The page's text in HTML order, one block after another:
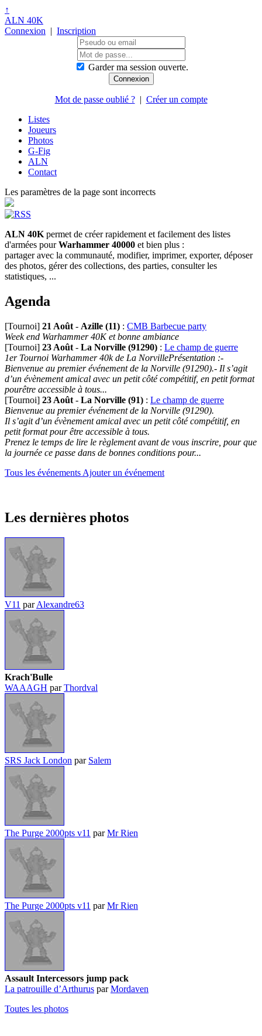
↑
ALN 40K
Connexion | Inscription
Garder ma session ouverte.
Mot de passe oublié ?| Créer un compte
Listes
Joueurs
Photos
G-Fig
ALN
Contact
Les paramètres de la page sont incorrects
ALN 40K permet de créer rapidement et facilement des listes
d'armées pourWarhammer 40000 et bien plus :
partager avec la communauté, modifier, imprimer, exporter, déposer
des photos, gérer des collections, des parties, consulter les
statistiques, ...
Agenda
[Tournoi] 21 Août - Azille (11) : CMB Barbecue party
Week end Warhammer 40K et bonne ambiance
[Tournoi] 23 Août - La Norville (91290) : Le champ de guerre
1er Tournoi Warhammer 40k de La NorvillePrésentation :-
Bienvenue au premier événement de la Norville (91290).- Il s’agit
d’un évènement amical avec un petit côté compétitif, en petit format
pourêtre accessible à tous...
[Tournoi] 23 Août - La Norville (91) : Le champ de guerre
Bienvenue au premier événement de la Norville (91290).
Il s’agit d’un évènement amical avec un petit côté compétitif, en
petit format pour être accessible à tous.
Prenez le temps de lire le règlement avant de vous inscrire, pour que
la journée ce passe dans de bonnes conditions pour...
Tous les événements Ajouter un événement
Les dernières photos
V11 parAlexandre63
Krach'Bulle
WAAAGH parThordval
SRS Jack London par Salem
The Purge 2000pts v11 parMr Rien
The Purge 2000pts v11 parMr Rien
Assault Intercessors jump pack
La patrouille d’Arthurus parMordaven
Toutes les photos